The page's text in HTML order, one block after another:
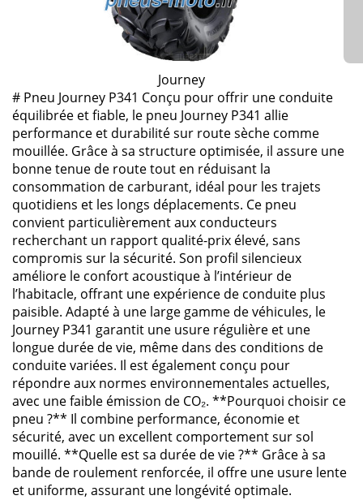
Journey
# Pneu Journey P341 Conçu pour offrir une conduite
équilibrée et fiable, le pneu Journey P341 allie
performance et durabilité sur route sèche comme
mouillée. Grâce à sa structure optimisée, il assure une
bonne tenue de route tout en réduisant la
consommation de carburant, idéal pour les trajets
quotidiens et les longs déplacements. Ce pneu
convient particulièrement aux conducteurs
recherchant un rapport qualité-prix élevé, sans
compromis sur la sécurité. Son profil silencieux
améliore le confort acoustique à l’intérieur de
l’habitacle, offrant une expérience de conduite plus
paisible. Adapté à une large gamme de véhicules, le
Journey P341 garantit une usure régulière et une
longue durée de vie, même dans des conditions de
conduite variées. Il est également conçu pour
répondre aux normes environnementales actuelles,
avec une faible émission de CO₂. **Pourquoi choisir ce
pneu ?** Il combine performance, économie et
sécurité, avec un excellent comportement sur sol
mouillé. **Quelle est sa durée de vie ?** Grâce à sa
bande de roulement renforcée, il offre une usure lente
et uniforme, assurant une longévité optimale.